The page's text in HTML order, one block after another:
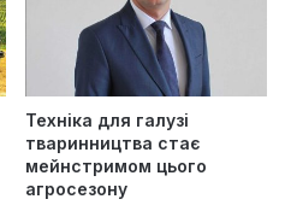
Техніка для галузі
тваринництва стає
мейнстримом цього
агросезону